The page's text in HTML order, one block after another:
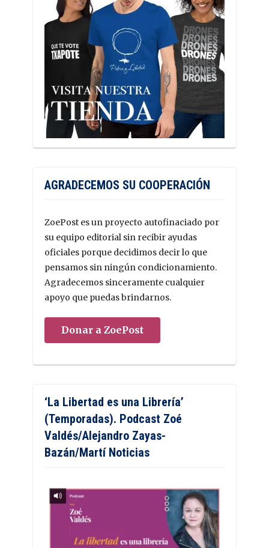
AGRADECEMOS SU COOPERACIÓN
ZoePost es un proyecto autofinaciado por
su equipo editorial sin recibir ayudas
oficiales porque decidimos decir lo que
pensamos sin ningún condicionamiento.
Agradecemos sinceramente cualquier
apoyo que puedas brindarnos.
Donar a ZoePost
‘La Libertad es una Librería’
(Temporadas). Podcast Zoé
Valdés/Alejandro Zayas-
Bazán/Martí Noticias